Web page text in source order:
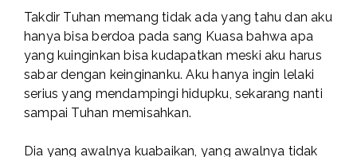
Takdir Tuhan memang tidak ada yang tahu dan aku
hanya bisa berdoa pada sang Kuasa bahwa apa
yang kuinginkan bisa kudapatkan meski aku harus
sabar dengan keinginanku. Aku hanya ingin lelaki
serius yang mendampingi hidupku, sekarang nanti
sampai Tuhan memisahkan.
Dia yang awalnya kuabaikan, yang awalnya tidak